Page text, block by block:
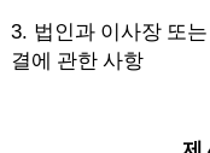
3. 법인과 이사장 또
결에 관한 사항